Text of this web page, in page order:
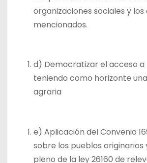
organizaciones sociales y
mencionados.
d) Democratizar el acceso a
teniendo como horizonte
agraria
e) Aplicación del Convenio
sobre los pueblos
pleno de la ley 26160 de